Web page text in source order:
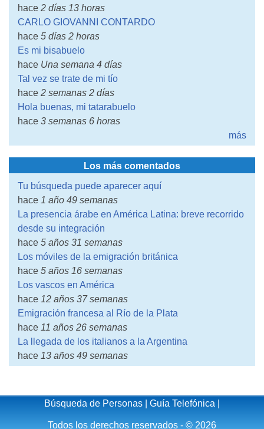
hace 2 días 13 horas
CARLO GIOVANNI CONTARDO
hace 5 días 2 horas
Es mi bisabuelo
hace Una semana 4 días
Tal vez se trate de mi tío
hace 2 semanas 2 días
Hola buenas, mi tatarabuelo
hace 3 semanas 6 horas
más
Los más comentados
Tu búsqueda puede aparecer aquí
hace 1 año 49 semanas
La presencia árabe en América Latina: breve recorrido
desde su integración
hace 5 años 31 semanas
Los móviles de la emigración británica
hace 5 años 16 semanas
Los vascos en América
hace 12 años 37 semanas
Emigración francesa al Río de la Plata
hace 11 años 26 semanas
La llegada de los italianos a la Argentina
hace 13 años 49 semanas
Búsqueda de Personas Guía Telefónica
Todos los derechos reservados - © 2026